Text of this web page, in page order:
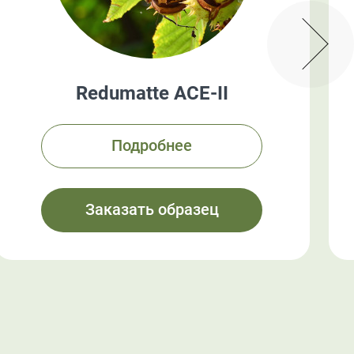
Redumatte ACE-II
Подробнее
Заказать образец